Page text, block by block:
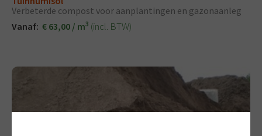
Verbeterde compost voor aanplantingen en gazonaanleg
Vanaf: € 63,00 / m3 (incl. BTW)